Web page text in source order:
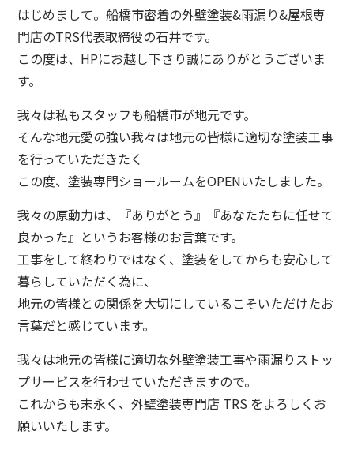
はじめまして。船橋市密着の外壁塗装&雨漏り&屋根専
門店のTRS代表取締役の石井です。
この度は、HPにお越し下さり誠にありがとうございま
す。
我々は私もスタッフも船橋市が地元です。
そんな地元愛の強い我々は地元の皆様に適切な塗装工事
を行っていただきたく
この度、塗装専門ショールームをOPENいたしました。
我々の原動力は、『ありがとう』『あなたたちに任せて
良かった』というお客様のお言葉です。
工事をして終わりではなく、塗装をしてからも安心して
暮らしていただく為に、
地元の皆様との関係を大切にしているこそいただけたお
言葉だと感じています。
我々は地元の皆様に適切な外壁塗装工事や雨漏りストッ
プサービスを行わせていただきますので。
これからも末永く、外壁塗装専門店 TRS をよろしくお
願いいたします。